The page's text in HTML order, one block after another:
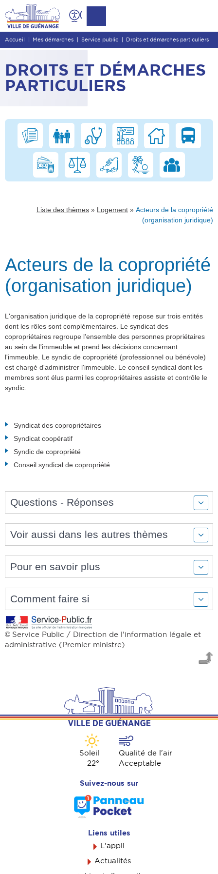
Contenu
Entête de page
Menu principal
Pied de page
Accueil Mes démarches Service public Droits et démarches particuliers
DROITS ET DÉMARCHES
PARTICULIERS
Liste des thèmes » Logement » Acteurs de la copropriété
(organisation juridique)
Acteurs de la copropriété
(organisation juridique)
L'organisation juridique de la copropriété repose sur trois entités
dont les rôles sont complémentaires. Le syndicat des
copropriétaires regroupe l'ensemble des personnes propriétaires
au sein de l'immeuble et prend les décisions concernant
l'immeuble. Le syndic de copropriété (professionnel ou bénévole)
est chargé d'administrer l'immeuble. Le conseil syndical dont les
membres sont élus parmi les copropriétaires assiste et contrôle le
syndic.
Syndicat des copropriétaires
Syndicat coopératif
Syndic de copropriété
Conseil syndical de copropriété
Questions - Réponses
Voir aussi dans les autres thèmes
Pour en savoir plus
Comment faire si
© Service Public / Direction de l'information légale et
administrative (Premier ministre)
Soleil
22°
Qualité de l'air
Acceptable
Suivez-nous sur
Liens utiles
L'appli
Actualités